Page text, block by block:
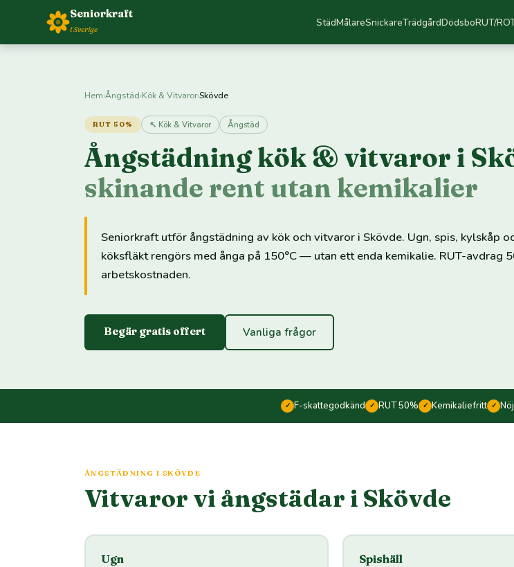
Seniorkraft
i Sverige StädMålareSnickareTrädgårdDödsboRUT/
Hem›Ångstäd›Kök & Vitvaror›Skövde
RUT 50% ↖ Kök & Vitvaror Ångstäd
Ångstädning kök & vitvaror i
skinande rent utan kemikalier
Seniorkraft utför ångstädning av kök och vitvaror i Skövde. Ugn, spis, kylskåp
köksfläkt rengörs med ånga på 150°C — utan ett enda kemikalie. RUT-avdrag
arbetskostnaden.
Begär gratis offert Vanliga frågor
✓ F-skattegodkänd ✓ RUT 50% ✓ Kemikaliefritt ✓
ÅNGSTÄDNING I SKÖVDE
Vitvaror vi ångstädar i Skövde
Ugn Spishäll